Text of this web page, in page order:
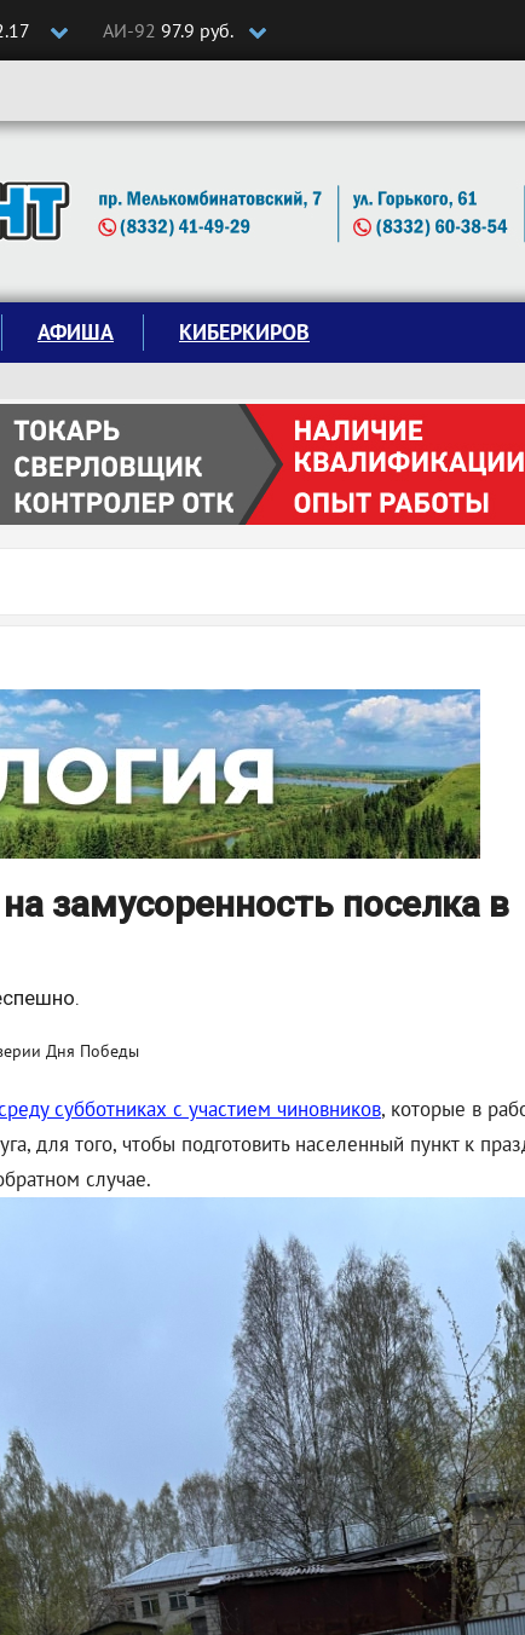
АИ-92 97.9 руб.
АФИША КИБЕРКИРОВ
замусоренность поселка в
субботниках с участием чиновников, которые в
для того, чтобы подготовить населенный пункт к
случае.